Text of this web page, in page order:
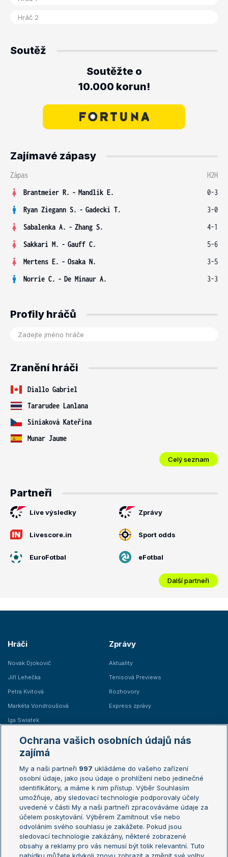
Soutěž
Soutěžte o
10.000 korun!
Zajímavé zápasy
Zápas
H2H
Brantmeier R. - Mandlik E.
0-3
Ryan Ziegann S. - Gadecki T.
3-0
Sabalenka A. - Zhang S.
4-1
Sakkari M. - Gauff C.
5-6
Mertens E. - Osaka N.
3-5
Norrie C. - De Minaur A. 3-3
Profily hráčů
Zranění hráči
Diallo Gabriel
Tararudee Lanlana
Siniaková Kateřina
Munar Jaume
Celý seznam
Partneři
Live výsledky Zprávy
Livescore.in Sport odds
EuroFotbal eFotbal
Další partneři
Hráči
Novak Djokovič
Jiří Lehečka
Petra Kvitová
Markéta Vondroušová
Iga Swiatek
Zprávy
Aktuality
Tenisová Previews
Rozhovory
Express zprávy
Žebříčky
Žebříček ATP (muži)
Žebříček WTA (ženy)
Sázkařský žebříček
Australian Open
French Open
Wimbledon
US Open
Turnaj mistrů
Turnaj mistryň
Ochrana vašich osobních údajů nás
zajímá
My a naši partneři 997 ukládáme do vašeho zařízení
osobní údaje, jako jsou údaje o prohlížení nebo jedinečné
identifikátory, a máme k nim přístup. Výběr Souhlasím
umožňuje, aby sledovací technologie podporovaly účely
uvedené v části My a naši partneři zpracováváme údaje za
účelem poskytování. Výběrem Zamítnout vše nebo
odvoláním svého souhlasu je zakážete. Pokud jsou
sledovací technologie zakázány, některé zobrazené
obsahy a reklamy pro vás nemusí být tolik relevantní. Tuto